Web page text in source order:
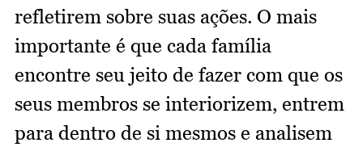
refletirem sobre suas ações. O mais
importante é que cada família
encontre seu jeito de fazer com que os
seus membros se interiorizem, entrem
para dentro de si mesmos e analisem